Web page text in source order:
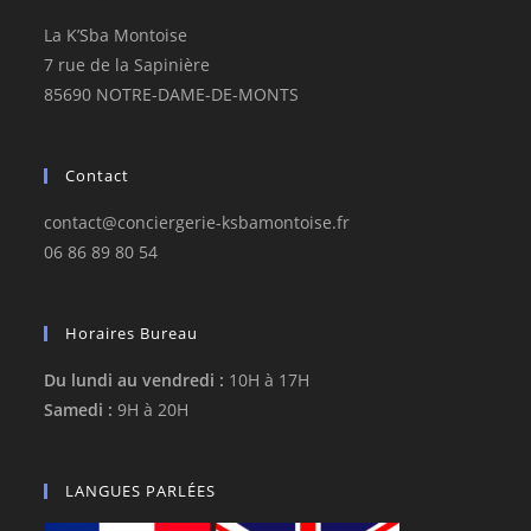
La K’Sba Montoise
7 rue de la Sapinière
85690 NOTRE-DAME-DE-MONTS
Contact
contact@conciergerie-ksbamontoise.fr
06 86 89 80 54
Horaires Bureau
Du lundi au vendredi : 10H à 17H
Samedi : 9H à 20H
LANGUES PARLÉES